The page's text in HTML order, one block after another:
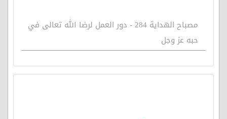
مصباح الهداية 284 - دور العمل لرضا الله تعالى في
حبه عز وجل